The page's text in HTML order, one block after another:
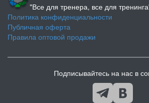
"Все для тренера, все для
Политика конфиденциальности
Публичная оферта
Правила оптовой продажи
Подписывайтесь на нас в